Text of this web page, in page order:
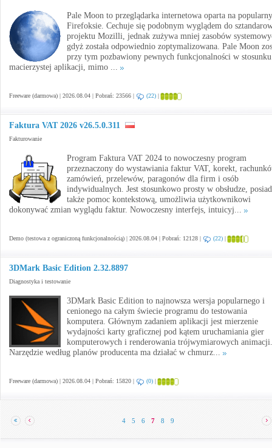
Pale Moon to przeglądarka internetowa oparta na
Firefoksie. Cechuje się podobnym wyglądem do
projektu Mozilli, jednak zużywa mniej zasobów
gdyż została odpowiednio zoptymalizowana. Pale Moon
przy tym pozbawiony pewnych funkcjonalności w
macierzystej aplikacji, mimo ...
Freeware (darmowa) | 2026.08.04 | Pobrań: 23566 | (22) |
Faktura VAT 2026 v26.5.0.311
Fakturowanie
Program Faktura VAT 2024 to nowoczesny program
przeznaczony do wystawiania faktur VAT, korekt,
zamówień, przelewów, paragonów dla firm i osób
indywidualnych. Jest stosunkowo prosty w obsłudze,
także pomoc kontekstową, umożliwia użytkownikowi
dokonywać zmian wyglądu faktur. Nowoczesny interfejs, intuicyj...
Demo (testowa z ograniczoną funkcjonalnością) | 2026.08.04 | Pobrań: 12128 | (22) |
3DMark Basic Edition 2.32.8897
Diagnostyka i testowanie
3DMark Basic Edition to najnowsza wersja popularnego i
cenionego na całym świecie programu do testowania
komputera. Głównym zadaniem aplikacji jest mierzenie
wydajności karty graficznej pod kątem uruchamiania gier
komputerowych i renderowania trójwymiarowych animacji.
Narzędzie według planów producenta ma działać w chmurz...
Freeware (darmowa) | 2026.08.04 | Pobrań: 15820 | (0) |
4 5 6 7 8 9